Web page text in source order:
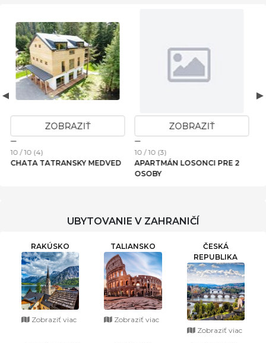
ZOBRAZIŤ
10 / 10 (3)
APARTMÁN LOSONCI PRE 2
ZOBRAZIŤ
10 / 10 (1)
CHALET WEST - ZUBEREC
UBYTOVANIE V ZAHRANIČÍ
RAKÚSKO
Zobraziť viac
TALIANSKO
Zobraziť viac
ČESKÁ
REPUBLIKA
Zobraziť viac